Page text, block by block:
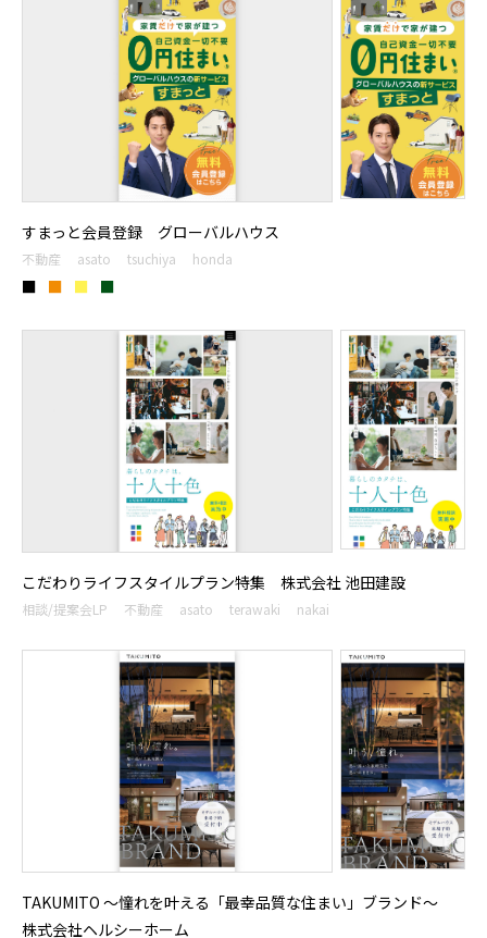
すまっと会員登録 グローバルハウス
不動産 asato tsuchiya honda
■ ■ ■ ■
こだわりライフスタイルプラン特集 株式会社 池田建設
相談/提案会LP 不動産 asato terawaki nakai
TAKUMITO 〜憧れを叶える「最幸品質な住まい」ブランド〜
株式会社ヘルシーホーム